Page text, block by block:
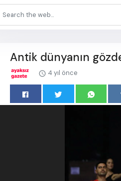
Antik dünyanın
4 yıl önce